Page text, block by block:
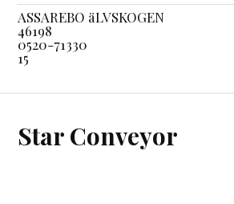
ASSAREBO äLVSKOGEN
46198
0520-71330
15
Star Conveyor